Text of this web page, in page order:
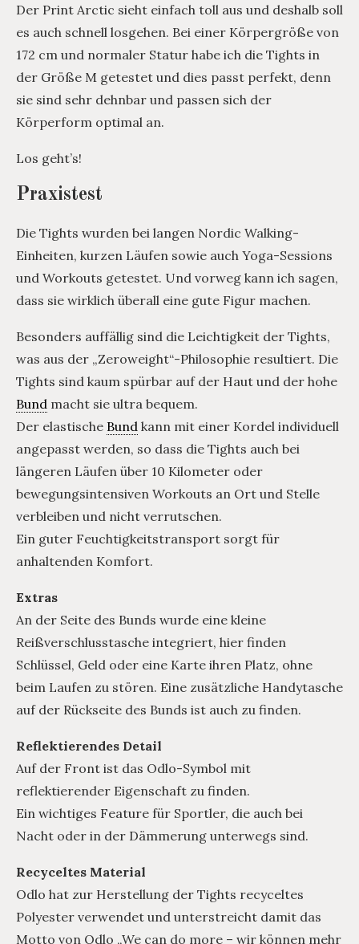
Der Print Arctic sieht einfach toll aus und deshalb soll
es auch schnell losgehen. Bei einer Körpergröße von
172 cm und normaler Statur habe ich die Tights in
der Größe M getestet und dies passt perfekt, denn
sie sind sehr dehnbar und passen sich der
Körperform optimal an.
Los geht’s!
Praxistest
Die Tights wurden bei langen Nordic Walking-
Einheiten, kurzen Läufen sowie auch Yoga-Sessions
und Workouts getestet. Und vorweg kann ich sagen,
dass sie wirklich überall eine gute Figur machen.
Besonders auffällig sind die Leichtigkeit der Tights,
was aus der „Zeroweight“-Philosophie resultiert. Die
Tights sind kaum spürbar auf der Haut und der hohe
Bund macht sie ultra bequem.
Der elastische Bund kann mit einer Kordel individuell
angepasst werden, so dass die Tights auch bei
längeren Läufen über 10 Kilometer oder
bewegungsintensiven Workouts an Ort und Stelle
verbleiben und nicht verrutschen.
Ein guter Feuchtigkeitstransport sorgt für
anhaltenden Komfort.
Extras
An der Seite des Bunds wurde eine kleine
Reißverschlusstasche integriert, hier finden
Schlüssel, Geld oder eine Karte ihren Platz, ohne
beim Laufen zu stören. Eine zusätzliche Handytasche
auf der Rückseite des Bunds ist auch zu finden.
Reflektierendes Detail
Auf der Front ist das Odlo-Symbol mit
reflektierender Eigenschaft zu finden.
Ein wichtiges Feature für Sportler, die auch bei
Nacht oder in der Dämmerung unterwegs sind.
Recyceltes Material
Odlo hat zur Herstellung der Tights recyceltes
Polyester verwendet und unterstreicht damit das
Motto von Odlo „We can do more – wir können mehr